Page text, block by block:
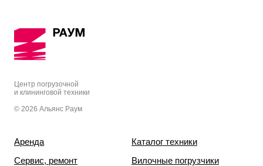
Центр погрузочной
и клининговой техники
© 2026 Альянс Раум
Аренда
Сервис, ремонт
Каталог техники
Вилочные погрузчики